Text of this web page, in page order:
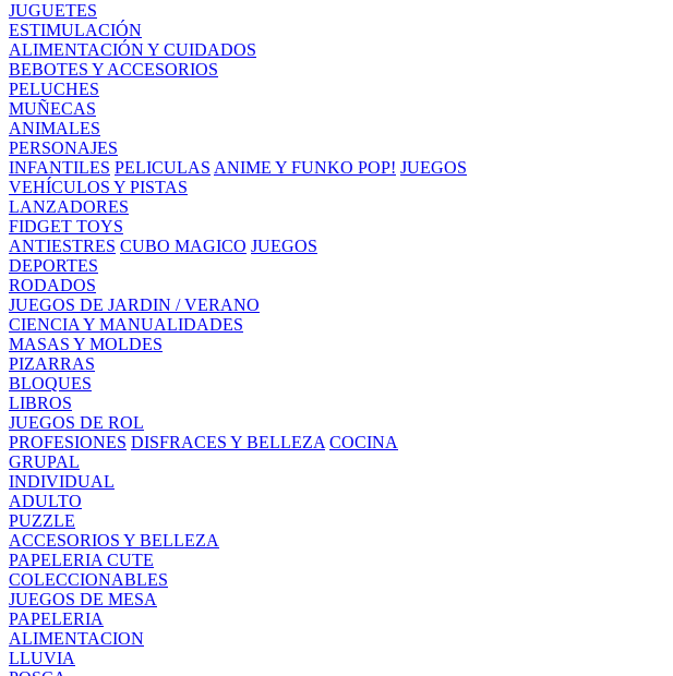
JUGUETES
ESTIMULACIÓN
ALIMENTACIÓN Y CUIDADOS
BEBOTES Y ACCESORIOS
PELUCHES
MUÑECAS
ANIMALES
PERSONAJES
INFANTILES PELICULAS ANIME Y FUNKO POP! JUEGOS
VEHÍCULOS Y PISTAS
LANZADORES
FIDGET TOYS
ANTIESTRES CUBO MAGICO JUEGOS
DEPORTES
RODADOS
JUEGOS DE JARDIN / VERANO
CIENCIA Y MANUALIDADES
MASAS Y MOLDES
PIZARRAS
BLOQUES
LIBROS
JUEGOS DE ROL
PROFESIONES DISFRACES Y BELLEZA COCINA
GRUPAL
INDIVIDUAL
ADULTO
PUZZLE
ACCESORIOS Y BELLEZA
PAPELERIA CUTE
COLECCIONABLES
JUEGOS DE MESA
PAPELERIA
ALIMENTACION
LLUVIA